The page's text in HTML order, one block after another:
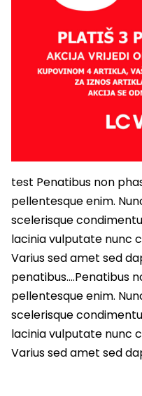
test Penatibus non
pellentesque enim.
scelerisque
lacinia vulputate nunc
Varius sed amet sed
penatibus….Penatibus
pellentesque enim.
scelerisque
lacinia vulputate nunc
Varius sed amet sed